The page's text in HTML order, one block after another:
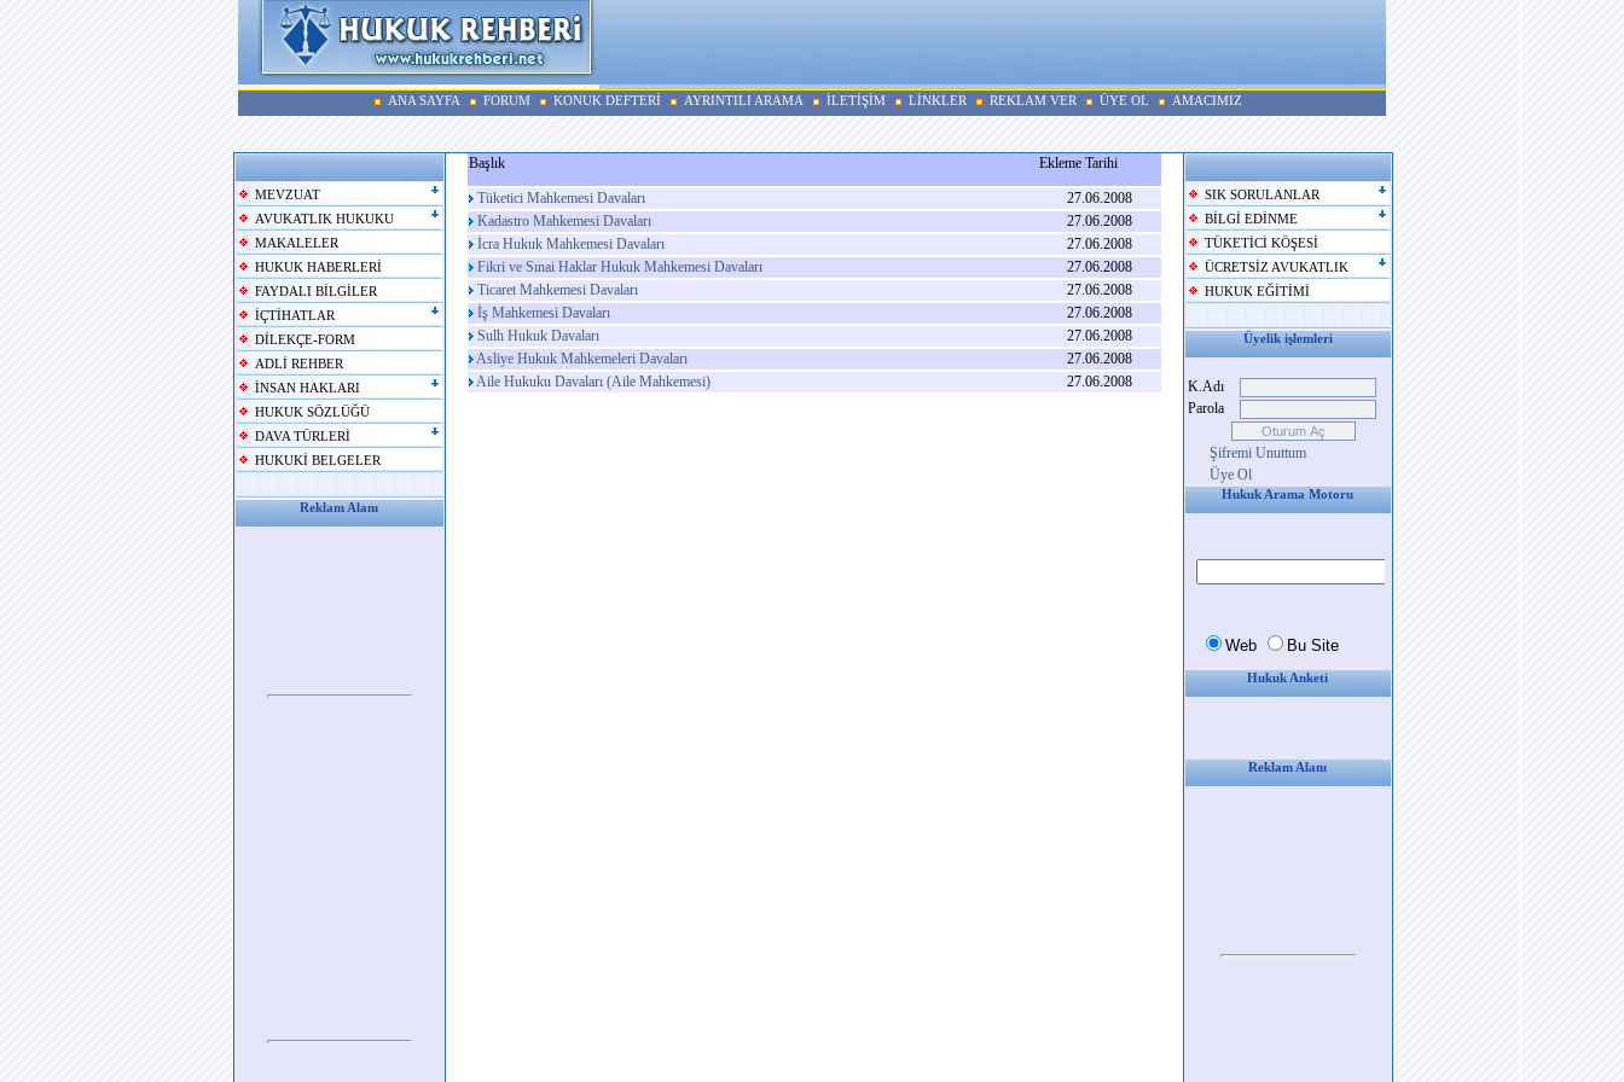
ANA SAYFA FORUM KONUK DEFTERİ AYRINTILI ARAMA İLETİŞİM LİNKLER REKLAM VER ÜYE OL AMACIMIZ
MEVZUAT
AVUKATLIK HUKUKU
MAKALELER
HUKUK HABERLERİ
FAYDALI BİLGİLER
İÇTİHATLAR
DİLEKÇE-FORM
ADLİ REHBER
İNSAN HAKLARI
HUKUK SÖZLÜĞÜ
DAVA TÜRLERİ
HUKUKİ BELGELER
Reklam Alanı
Başlık Ekleme Tarihi
Tüketici Mahkemesi Davaları
27.06.2008
Kadastro Mahkemesi Davaları
27.06.2008
İcra Hukuk Mahkemesi Davaları
27.06.2008
Fikri ve Sınai Haklar Hukuk Mahkemesi Davaları
27.06.2008
Ticaret Mahkemesi Davaları
27.06.2008
İş Mahkemesi Davaları
27.06.2008
Sulh Hukuk Davaları
27.06.2008
Asliye Hukuk Mahkemeleri Davaları
27.06.2008
Aile Hukuku Davaları (Aile Mahkemesi)
27.06.2008
SIK SORULANLAR
BİLGİ EDİNME
TÜKETİCİ KÖŞESİ
ÜCRETSİZ AVUKATLIK
HUKUK EĞİTİMİ
Üyelik işlemleri
K.Adı
Parola
Şifremi Unuttum
Üye Ol
Hukuk Arama Motoru
Hukuk Anketi
Reklam Alanı